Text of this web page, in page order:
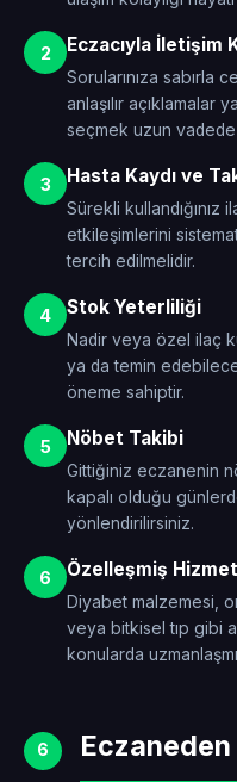
2 Eczacıyla İletişim
Sorularınıza sabırla
anlaşılır açıklamalar
seçmek uzun
3 Hasta Kaydı ve
Sürekli kullandığınız
etkileşimlerini
tercih edilmelidir.
4 Stok Yeterliliği
Nadir veya özel ilaç
ya da temin
öneme sahiptir.
5 Nöbet Takibi
Gittiğiniz eczanenin
kapalı olduğu
yönlendirilirsiniz.
6 Özelleşmiş
Diyabet malzemesi,
veya bitkisel tıp gibi
konularda
6